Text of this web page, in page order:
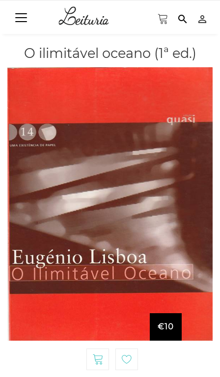
search person_outline
O ilimitável oceano (1ª ed.)
€10